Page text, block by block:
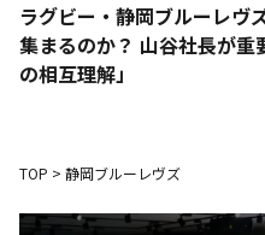
ラグビー・静岡ブルーレヴ
集まるのか？ 山谷社長が重
の相互理解」
TOP > 静岡ブルーレヴズ